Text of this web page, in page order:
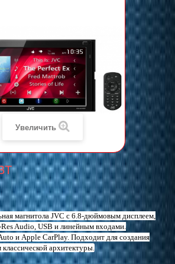
Увеличить
магнитола JVC c 6.8-дюймовым дисплеем,
Audio, USB и линейным входами.
и Apple CarPlay. Подходит для создания
архитектуры.